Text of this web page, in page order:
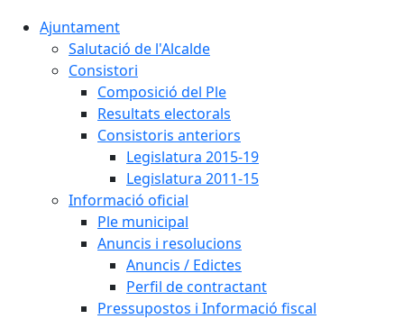
Ajuntament
Salutació de l'Alcalde
Consistori
Composició del Ple
Resultats electorals
Consistoris anteriors
Legislatura 2015-19
Legislatura 2011-15
Informació oficial
Ple municipal
Anuncis i resolucions
Anuncis / Edictes
Perfil de contractant
Pressupostos i Informació fiscal